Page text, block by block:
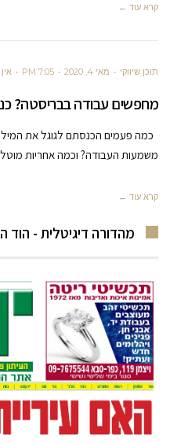
קרא עוד ←
תוכן שיווקי מאי 4, 2020 7:05 PM
מחפשים עבודה בבריסטה?
כמה פעמים הכנסתם לגוגל את
משמעות העבודה? וכמה אחריות
קרא עוד ←
מהדורה דיגיטלית - הוד